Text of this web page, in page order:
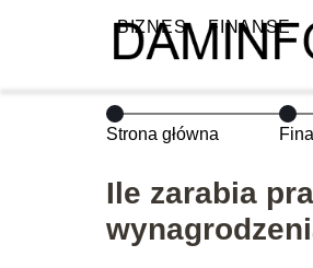
BIZNES FINANSE
Strona główna
Ile zarabia